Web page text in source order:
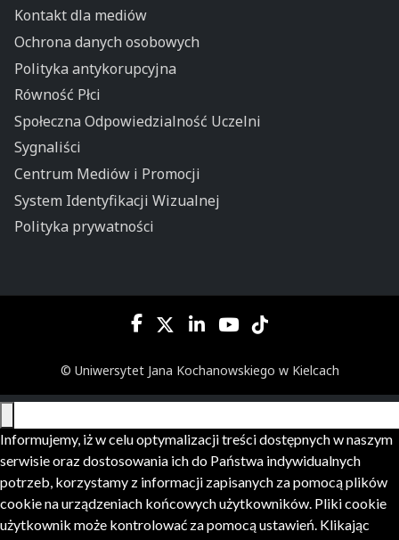
Kontakt dla mediów
Ochrona danych osobowych
Polityka antykorupcyjna
Równość Płci
Społeczna Odpowiedzialność Uczelni
Sygnaliści
Centrum Mediów i Promocji
System Identyfikacji Wizualnej
Polityka prywatności
© Uniwersytet Jana Kochanowskiego w Kielcach
Informujemy, iż w celu optymalizacji treści dostępnych w naszym
serwisie oraz dostosowania ich do Państwa indywidualnych
potrzeb, korzystamy z informacji zapisanych za pomocą plików
cookie na urządzeniach końcowych użytkowników. Pliki cookie
użytkownik może kontrolować za pomocą ustawień. Klikając